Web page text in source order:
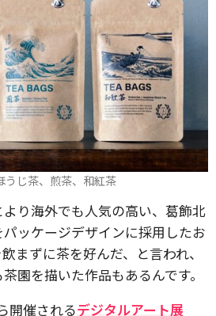
うじ茶、煎茶、和紅茶
り海外でも人気の高い、葛飾北
ッケージデザインに採用したお
まずに茶を好んだ、と言われ、
園を描いた作品もあるんです。
開催されるデジタルアート展